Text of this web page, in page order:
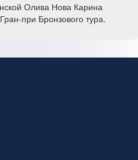
Олива Нова Карина
при Бронзового тура.